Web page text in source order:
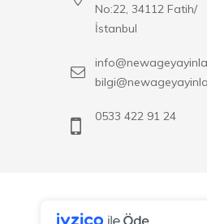
No:22, 34112 Fatih/
İstanbul
0533 422 91 24
New